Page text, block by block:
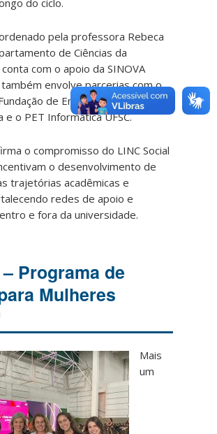
pela professora Rebeca
de Ciências da
com o apoio daSINOVA
também envolve parcerias com o
de Ensino e Engenharia
e o PET Informática UFSC.
o compromisso do LINC Social
o desenvolvimento de
trajetórias acadêmicas e
redes de apoio e
e fora da universidade.
Programa de
Mulheres
Mais
um